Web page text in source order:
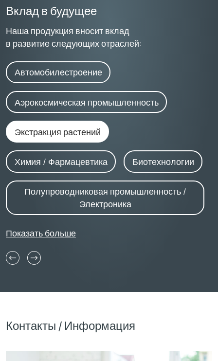
Вклад в будущее
Наша продукция вносит вклад
в развитие следующих отраслей:
Автомобилестроение
Аэрокосмическая промышленность
Экстракция растений
Химия / Фармацевтика Биотехнологии
Полупроводниковая промышленность /
Электроника
Показать больше
Контакты / Информация